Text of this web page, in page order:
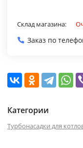
Склад магазина:
Заказ по
Категории
Турбонасадки для